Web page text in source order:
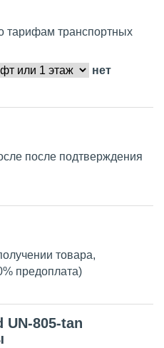
тарифам транспортных
нет
после подтверждения
товара,
предоплата)
805-tan